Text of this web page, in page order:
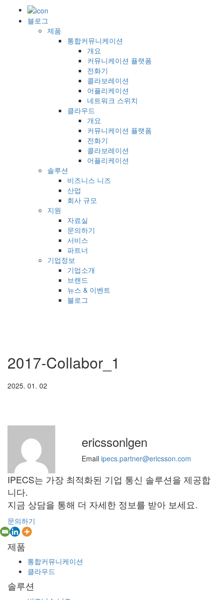
블로그
제품
통합커뮤니케이션
개요
커뮤니케이션 플랫폼
전화기
콜라보레이션
어플리케이션
네트워크 스위치
클라우드
개요
커뮤니케이션 플랫폼
전화기
콜라보레이션
어플리케이션
솔루션
비즈니스 니즈
산업
회사 규모
지원
자료실
문의하기
서비스
파트너
기업정보
기업소개
브랜드
뉴스 & 이벤트
블로그
2017-Collabor_1
2025. 01. 02
ericssonlgen
Emailipecs.partner@ericsson.com
IPECS는 가장 최적화된 기업 통신 솔루션을 제공합
니다.
지금 상담을 통해 더 자세한 정보를 받아 보세요.
문의하기
제품
통합커뮤니케이션
클라우드
솔루션